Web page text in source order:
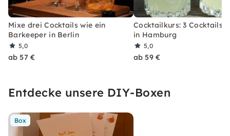
Mixe drei Cocktails wie ein
Barkeeper in Berlin
5,0
ab 57 €
Cocktailkurs: 3 Cocktails
in Hamburg
5,0
ab 59 €
Entdecke unsere DIY-Boxen
Box